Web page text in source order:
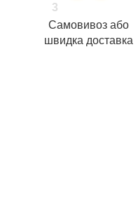
3
Самовивоз або
швидка доставка